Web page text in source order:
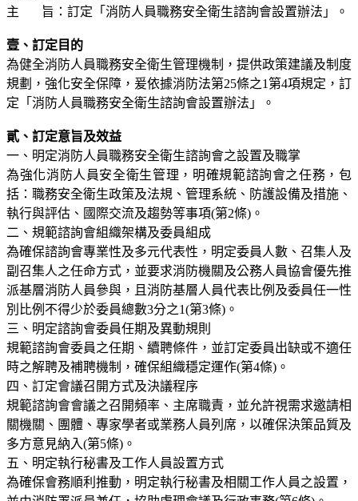
主 旨：訂定「消防人員職務安全衛生諮詢會設置辦法」。
壹、訂定目的
為健全消防人員職務安全衛生管理機制，提供政策建議及制度
規劃，強化安全保障，爰依據消防法第25條之1第4項規定，訂
定「消防人員職務安全衛生諮詢會設置辦法」。
貳、訂定意旨及效益
一、明定消防人員職務安全衛生諮詢會之設置及職掌
為強化消防人員安全衛生管理，明確規範諮詢會之任務，包
括：職務安全衛生政策及法規、管理系統、防護設備及措施、
執行與評估、國際交流及趨勢等事項(第2條)。
二、規範諮詢會組織架構及委員組成
為確保諮詢會專業性及多元代表性，明定委員人數、召集人及
副召集人之任命方式，並要求消防機關及公務人員協會優先推
派基層消防人員參與，且消防基層人員代表比例及委員任一性
別比例不得少於委員總數3分之1(第3條)。
三、明定諮詢會委員任期及異動規則
規範諮詢會委員之任期、續聘條件，並訂定委員出缺或不適任
時之解聘及補聘機制，確保組織穩定運作(第4條)。
四、訂定會議召開方式及決議程序
規範諮詢會會議之召開頻率、主席職責，並允許視需求邀請相
關機關、團體、專家學者或業務人員列席，以確保決策品質及
多方意見納入(第5條)。
五、明定執行秘書及工作人員設置方式
為確保會務順利推動，明定執行秘書及相關工作人員之設置，